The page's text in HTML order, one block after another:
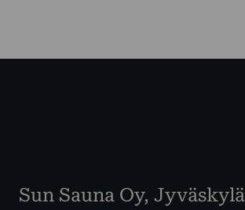
Sun Sauna Oy, Jyväskylä